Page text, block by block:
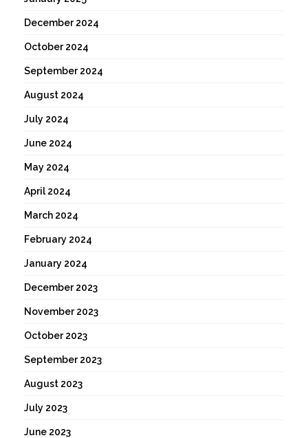
December 2024
October 2024
September 2024
August 2024
July 2024
June 2024
May 2024
April 2024
March 2024
February 2024
January 2024
December 2023
November 2023
October 2023
September 2023
August 2023
July 2023
June 2023